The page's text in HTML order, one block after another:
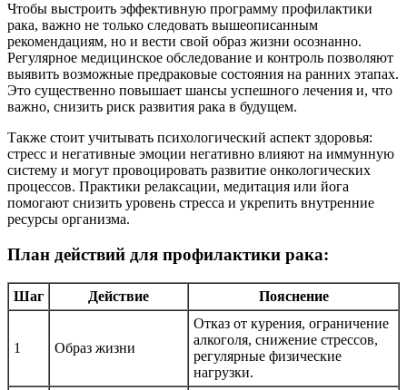
Чтобы выстроить эффективную программу профилактики
рака, важно не только следовать вышеописанным
рекомендациям, но и вести свой образ жизни осознанно.
Регулярное медицинское обследование и контроль позволяют
выявить возможные предраковые состояния на ранних этапах.
Это существенно повышает шансы успешного лечения и, что
важно, снизить риск развития рака в будущем.
Также стоит учитывать психологический аспект здоровья:
стресс и негативные эмоции негативно влияют на иммунную
систему и могут провоцировать развитие онкологических
процессов. Практики релаксации, медитация или йога
помогают снизить уровень стресса и укрепить внутренние
ресурсы организма.
План действий для профилактики рака:
Шаг Действие Пояснение
1 Образ жизни
Отказ от курения, ограничение
алкоголя, снижение стрессов,
регулярные физические
нагрузки.